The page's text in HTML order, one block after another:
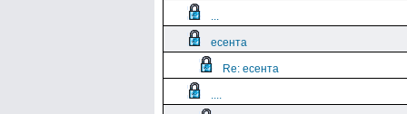
...
есента
Re: есента
....